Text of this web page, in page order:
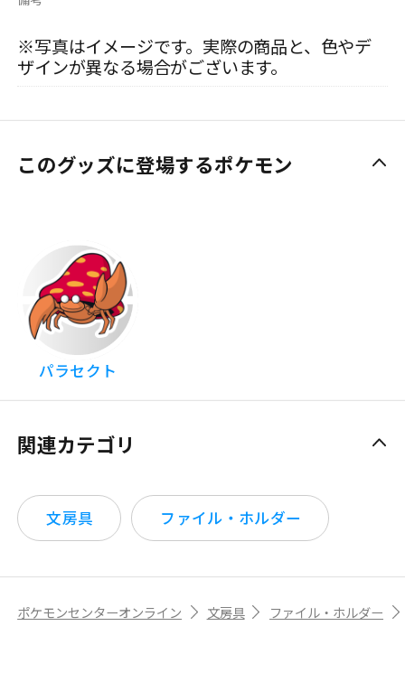
※写真はイメージです。実際の商品と、色やデ
ザインが異なる場合がございます。
このグッズに登場するポケモン
パラセクト
関連カテゴリ
文房具 ファイル・ホルダー
ポケモンセンターオンライン 文房具 ファイル・ホルダー